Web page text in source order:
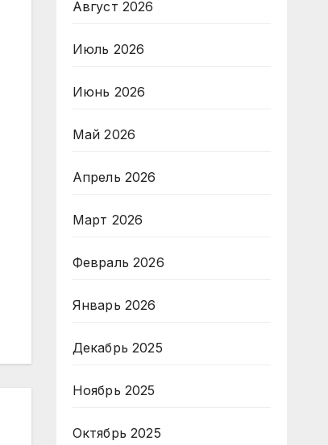
Август 2026
Июль 2026
Июнь 2026
Май 2026
Апрель 2026
Март 2026
Февраль 2026
Январь 2026
Декабрь 2025
Ноябрь 2025
Октябрь 2025